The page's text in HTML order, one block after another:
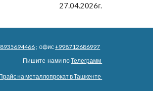
27.04.2026г.
; офис+998712686997
Пишите нами поТелеграмм
на металлопрокат в Ташкенте